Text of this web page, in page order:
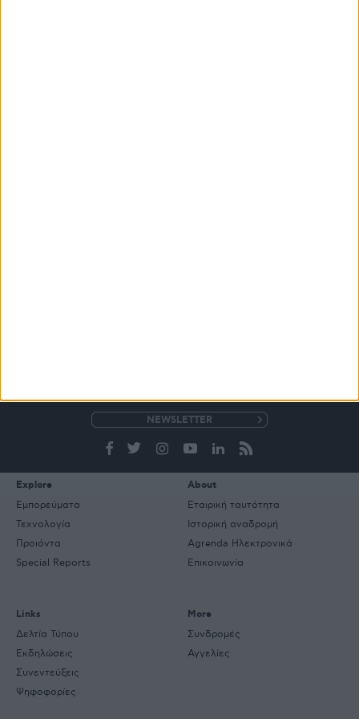
mail
Explore
Εμπορεύματα
Τεχνολογία
Προιόντα
Special Reports
About
Εταιρική ταυτότητα
Ιστορική αναδρομή
Agrenda Ηλεκτρονικά
Επικοινωνία
Links
Δελτία Τύπου
Εκδηλώσεις
Συνεντεύξεις
Ψηφοφορίες
More
Συνδρομές
Αγγελίες